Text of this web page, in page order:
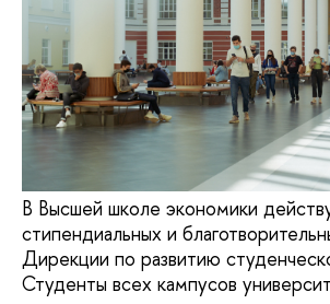
В Высшей школе экономики
стипендиальных и
Дирекции по развитию
Студенты всех кампусов